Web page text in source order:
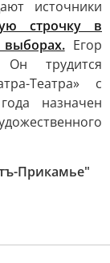
источники
строчку в
Егор
трудится
Театра» с
назначен
Прикамье"